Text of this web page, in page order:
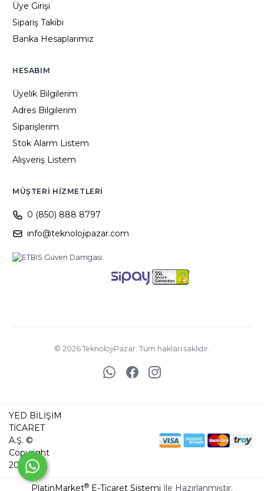
Üye Girişi
Sipariş Takibi
Banka Hesaplarımız
HESABIM
Üyelik Bilgilerim
Adres Bilgilerim
Siparişlerim
Stok Alarm Listem
Alışveriş Listem
MÜŞTERI HIZMETLERI
0 (850) 888 8797
info@teknolojipazar.com
© 2026 TeknolojiPazar. Tüm hakları saklıdır.
YED BİLİŞİM
TİCARET
A.Ş. ©
Copyright
2025
PlatinMarket® E-Ticaret Sistemi İle Hazırlanmıştır.